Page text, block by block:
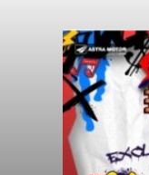
Sempat
Pria Asal
Tak
Purnama